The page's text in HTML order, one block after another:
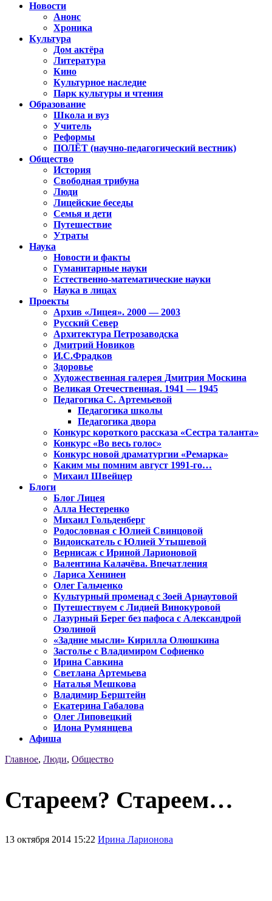
Новости
Анонс
Хроника
Культура
Дом актёра
Литература
Кино
Культурное наследие
Парк культуры и чтения
Образование
Школа и вуз
Учитель
Реформы
ПОЛЁТ (научно-педагогический вестник)
Общество
История
Свободная трибуна
Люди
Лицейские беседы
Семья и дети
Путешествие
Утраты
Наука
Новости и факты
Гуманитарные науки
Естественно-математические науки
Наука в лицах
Проекты
Архив «Лицея». 2000 — 2003
Русский Север
Архитектура Петрозаводска
Дмитрий Новиков
И.С.Фрадков
Здоровье
Художественная галерея Дмитрия Москина
Великая Отечественная. 1941 — 1945
Педагогика С. Артемьевой
Педагогика школы
Педагогика двора
Конкурс короткого рассказа «Сестра таланта»
Конкурс «Во весь голос»
Конкурс новой драматургии «Ремарка»
Каким мы помним август 1991-го…
Михаил Швейцер
Блоги
Блог Лицея
Алла Нестеренко
Михаил Гольденберг
Родословная с Юлией Свинцовой
Видоискатель с Юлией Утышевой
Вернисаж с Ириной Ларионовой
Валентина Калачёва. Впечатления
Лариса Хенинен
Олег Гальченко
Культурный променад с Зоей Арнаутовой
Путешествуем с Лидией Винокуровой
Лазурный Берег без пафоса с Александрой
Озолиной
«Задние мысли» Кирилла Олюшкина
Застолье с Владимиром Софиенко
Ирина Савкина
Светлана Артемьева
Наталья Мешкова
Владимир Берштейн
Екатерина Габалова
Олег Липовецкий
Илона Румянцева
Афиша
Главное, Люди, Общество
Стареем? Стареем…
13 октября 2014 15:22 Ирина Ларионова